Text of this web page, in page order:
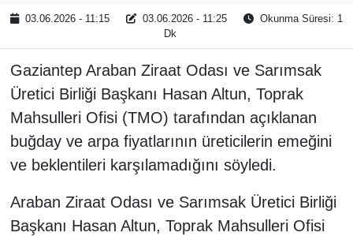
03.06.2026 - 11:15 03.06.2026 - 11:25
Okunma Süresi: 1
Dk
Gaziantep Araban Ziraat Odası ve Sarımsak
Üretici Birliği Başkanı Hasan Altun, Toprak
Mahsulleri Ofisi (TMO) tarafından açıklanan
buğday ve arpa fiyatlarının üreticilerin emeğini
ve beklentileri karşılamadığını söyledi.
Araban Ziraat Odası ve Sarımsak Üretici Birliği
Başkanı Hasan Altun, Toprak Mahsulleri Ofisi